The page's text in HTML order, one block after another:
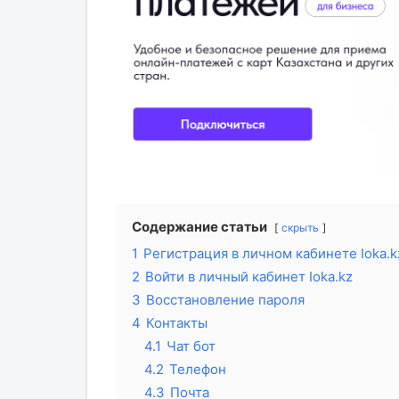
Содержание статьи скрыть
1 Регистрация в личном кабинете
2 Войти в личный кабинет Ioka.kz
3 Восстановление пароля
4 Контакты
4.1 Чат бот
4.2 Телефон
4.3 Почта